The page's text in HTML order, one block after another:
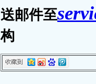
送邮件至
构